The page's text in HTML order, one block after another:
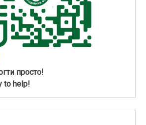
просто!
to help!